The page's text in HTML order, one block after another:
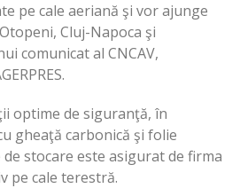
pe cale aeriană şi vor ajunge
Cluj-Napoca şi
comunicat al CNCAV,
optime de siguranţă, în
gheaţă carbonică şi folie
stocare este asigurat de firma
pe cale terestră.